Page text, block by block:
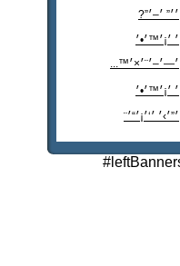
׳׳” ׳–׳”?
׳ ׳¡׳™׳•׳
׳—׳–׳¨׳×׳™...
׳ ׳¡׳™׳•׳
׳”׳›׳ ׳‘׳¡׳“׳¨